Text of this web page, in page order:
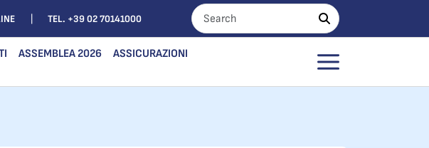
TEL. +39 02 70141000
ASSEMBLEA 2026
ASSICURAZIONI